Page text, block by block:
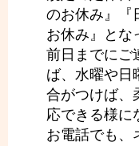
のお休み』『
お休み』とな
前日までにご
ば、水曜や日
合がつけば、
応できる様に
お電話でも、